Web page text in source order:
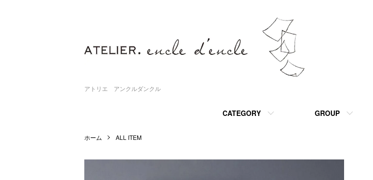
アトリエ アンクルダンクル
CATEGORY GROUP
ホーム ALL ITEM